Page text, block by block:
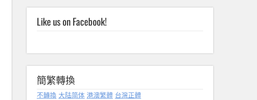
Like us on Facebook!
簡繁轉換
不轉換 大陆简体 港澳繁體 台灣正體